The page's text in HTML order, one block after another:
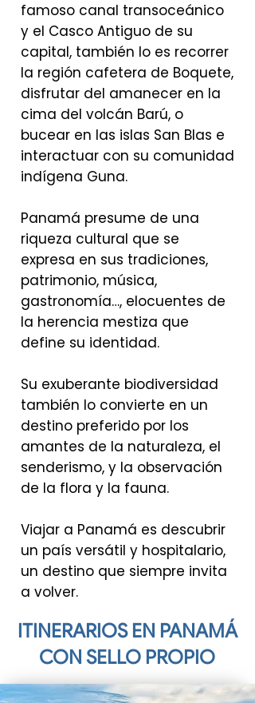
famoso canal transoceánico
y el Casco Antiguo de su
capital, también lo es recorrer
la región cafetera de Boquete,
disfrutar del amanecer en la
cima del volcán Barú, o
bucear en las islas San Blas e
interactuar con su comunidad
indígena Guna.
Panamá presume de una
riqueza cultural que se
expresa en sus tradiciones,
patrimonio, música,
gastronomía…, elocuentes de
la herencia mestiza que
define su identidad.
Su exuberante biodiversidad
también lo convierte en un
destino preferido por los
amantes de la naturaleza, el
senderismo, y la observación
de la flora y la fauna.
Viajar a Panamá es descubrir
un país versátil y hospitalario,
un destino que siempre invita
a volver.
ITINERARIOS EN PANAMÁ
CON SELLO PROPIO